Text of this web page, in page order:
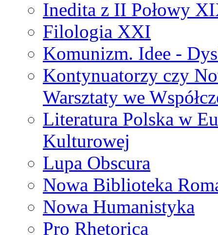
Inedita z II Połowy
Filologia XXI
Komunizm. Idee -
Kontynuatorzy czy
Warsztaty we
Literatura Polska w
Kulturowej
Lupa Obscura
Nowa Biblioteka
Nowa Humanistyka
Pro Rhetorica